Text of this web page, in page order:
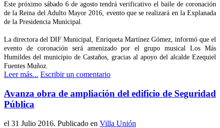
Este próximo sábado 6 de agosto tendrá verificativo el baile de coronación
de la Reina del Adulto Mayor 2016, evento que se realizará en la Explanada
de la Presidencia Municipal.
La directora del DIF Municipal, Enriqueta Martínez Gómez, informó que el
evento de coronación será amenizado por el grupo musical Los Más
Humildes del municipio de Castaños, gracias al apoyo del alcalde Ezequiel
Fuentes Muñoz.
Leer más... Escribir un comentario
Avanza obra de ampliación del edificio de Seguridad
Pública
el 31 Julio 2016. Publicado en Villa Unión